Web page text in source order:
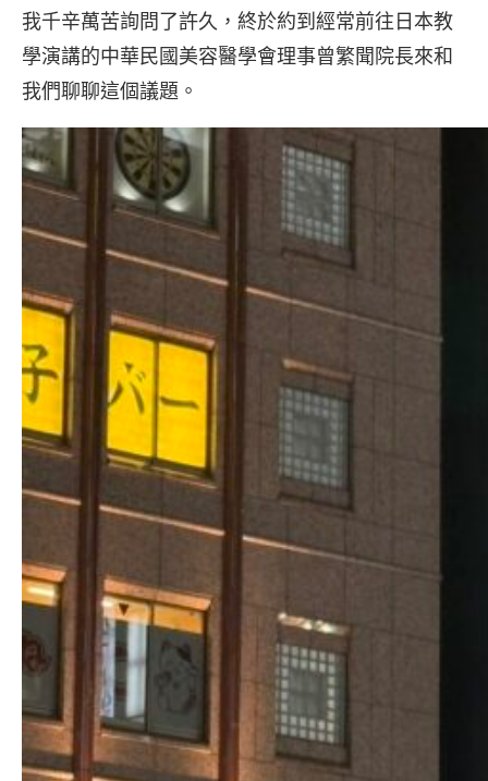
我千辛萬苦詢問了許久，終於約到經常前往日本教
學演講的中華民國美容醫學會理事曾繁聞院長來和
我們聊聊這個議題。